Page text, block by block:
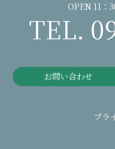
OPEN 11：
TEL.
お問い合わせ
プラ